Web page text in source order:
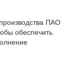
ПАО
обеспечить